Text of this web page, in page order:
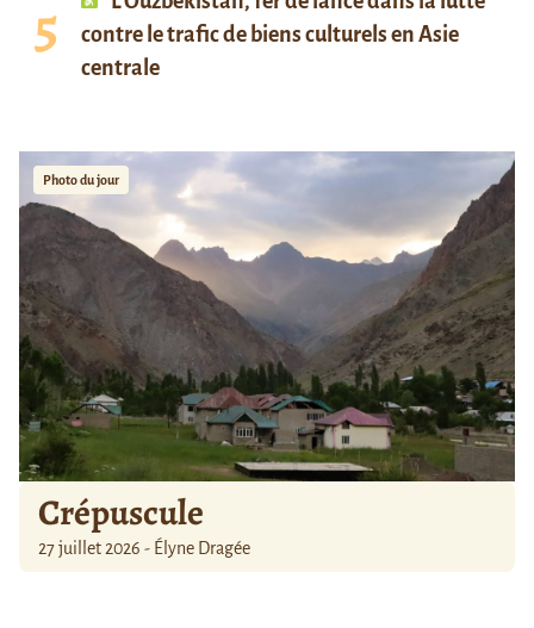
contre le trafic de biens culturels en Asie
centrale
Photo du jour
Crépuscule
27 juillet 2026 - Élyne Dragée